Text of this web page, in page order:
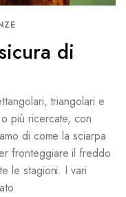
di
triangolari e
più ricercate, con
di come la sciarpa
fronteggiare il freddo
le stagioni. I vari